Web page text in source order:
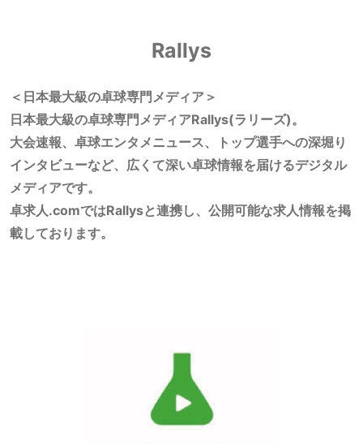
Rallys
＜日本最大級の卓球専門メディア＞
日本最大級の卓球専門メディアRallys(ラリーズ)。
大会速報、卓球エンタメニュース、トップ選手への深堀り
インタビューなど、広くて深い卓球情報を届けるデジタル
メディアです。
卓求人.comではRallysと連携し、公開可能な求人情報を掲
載しております。